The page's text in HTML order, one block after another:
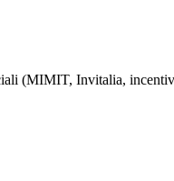
(MIMIT, Invitalia,